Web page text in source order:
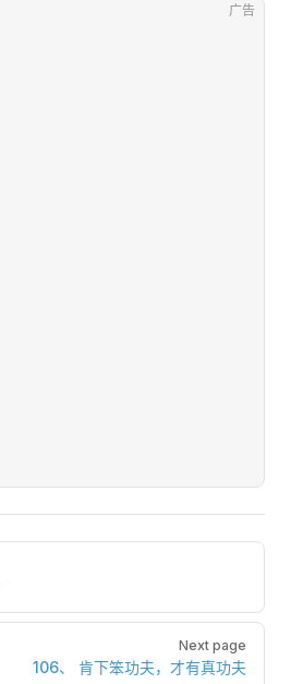
广告
Next page
106、 肯下笨功夫，才有真功夫